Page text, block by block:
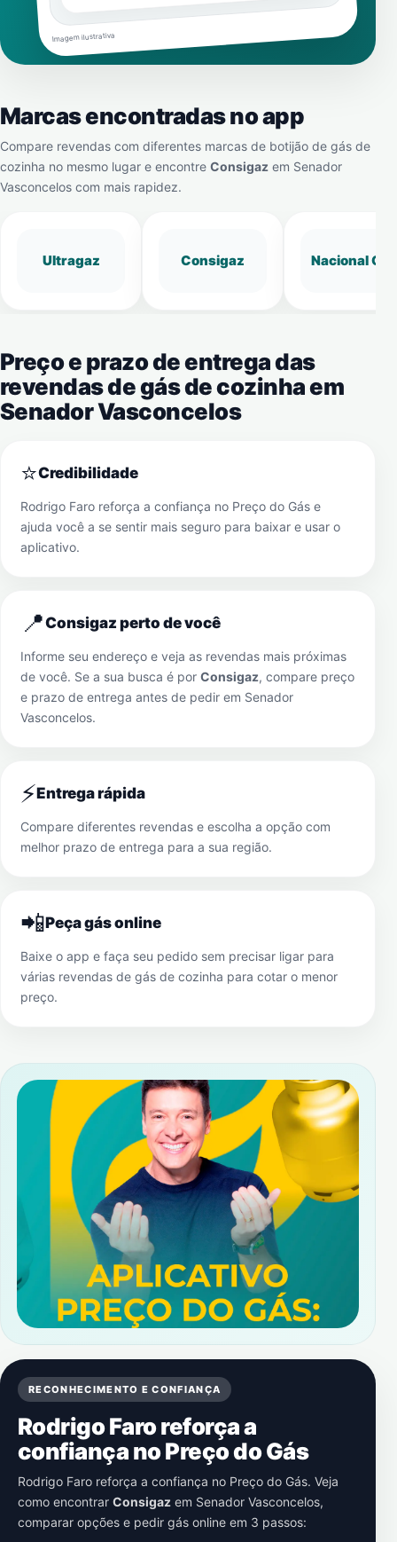
Imagem ilustrativa
Marcas encontradas no app
Compare revendas com diferentes marcas de botijão de gás de
cozinha no mesmo lugar e encontre Consigaz em Senador
Vasconcelos com mais rapidez.
Ultragaz Consigaz Nacional Gás
Preço e prazo de entrega das
revendas de gás de cozinha em
Senador Vasconcelos
⭐Credibilidade
Rodrigo Faro reforça a confiança no Preço do Gás e
ajuda você a se sentir mais seguro para baixar e usar o
aplicativo.
📍Consigaz perto de você
Informe seu endereço e veja as revendas mais próximas
de você. Se a sua busca é por Consigaz, compare preço
e prazo de entrega antes de pedir em Senador
Vasconcelos.
⚡Entrega rápida
Compare diferentes revendas e escolha a opção com
melhor prazo de entrega para a sua região.
📲Peça gás online
Baixe o app e faça seu pedido sem precisar ligar para
várias revendas de gás de cozinha para cotar o menor
preço.
RECONHECIMENTO E CONFIANÇA
Rodrigo Faro reforça a
confiança no Preço do Gás
Rodrigo Faro reforça a confiança no Preço do Gás. Veja
como encontrar Consigaz em Senador Vasconcelos,
comparar opções e pedir gás online em 3 passos: